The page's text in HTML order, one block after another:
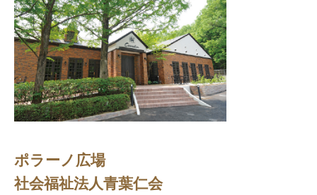
ポラーノ広場
社会福祉法人青葉仁会